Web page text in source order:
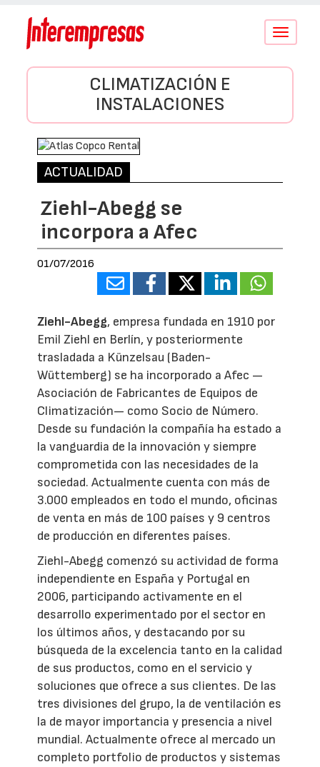
Conmutar
CLIMATIZACIÓN E
INSTALACIONES
ACTUALIDAD
Ziehl-Abegg se
incorpora a Afec
01/07/2016
Ziehl-Abegg, empresa fundada en 1910 por
Emil Ziehl en Berlín, y posteriormente
trasladada a Künzelsau (Baden-
Wüttemberg) se ha incorporado a Afec —
Asociación de Fabricantes de Equipos de
Climatización— como Socio de Número.
Desde su fundación la compañía ha estado a
la vanguardia de la innovación y siempre
comprometida con las necesidades de la
sociedad. Actualmente cuenta con más de
3.000 empleados en todo el mundo, oficinas
de venta en más de 100 países y 9 centros
de producción en diferentes países.
Ziehl-Abegg comenzó su actividad de forma
independiente en España y Portugal en
2006, participando activamente en el
desarrollo experimentado por el sector en
los últimos años, y destacando por su
búsqueda de la excelencia tanto en la calidad
de sus productos, como en el servicio y
soluciones que ofrece a sus clientes. De las
tres divisiones del grupo, la de ventilación es
la de mayor importancia y presencia a nivel
mundial. Actualmente ofrece al mercado un
completo portfolio de productos y sistemas